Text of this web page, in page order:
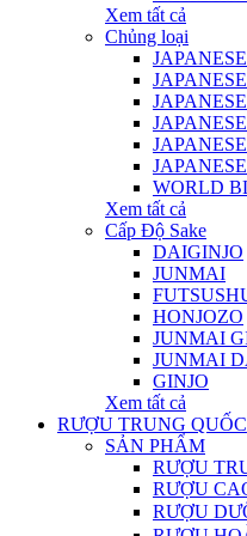
Xem tất cả
Chủng loại
WORLD
Xem tất cả
Cấp Độ Sake
DAIGINJO
JUNMAI
HONJOZO
JUNMAI
JUNMAI
GINJO
Xem tất cả
RƯỢU TRUNG QUỐC
SẢN PHẨM
RƯỢU
RƯỢU
RƯỢU